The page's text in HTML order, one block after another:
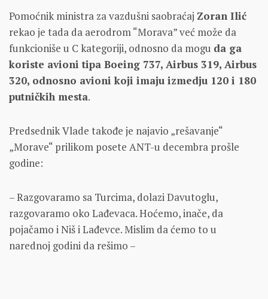
Pomoćnik ministra za vazdušni saobraćaj Zoran Ilić
rekao je tada da aerodrom “Morava” već može da
funkcioniše u C kategoriji, odnosno da mogu da ga
koriste avioni tipa Boeing 737, Airbus 319, Airbus
320, odnosno avioni koji imaju izmedju 120 i 180
putničkih mesta.
Predsednik Vlade takođe je najavio „rešavanje“
„Morave“ prilikom posete ANT-u decembra prošle
godine:
– Razgovaramo sa Turcima, dolazi Davutoglu,
razgovaramo oko Lađevaca. Hoćemo, inače, da
pojačamo i Niš i Lađevce. Mislim da ćemo to u
narednoj godini da rešimo –